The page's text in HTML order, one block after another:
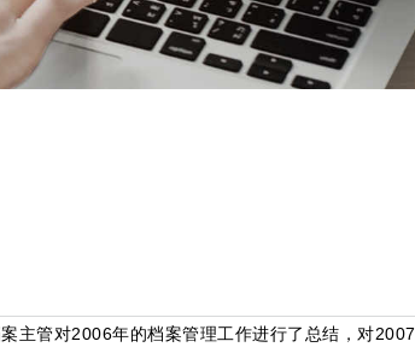
管对2006年的档案管理工作进行了总结，对2007